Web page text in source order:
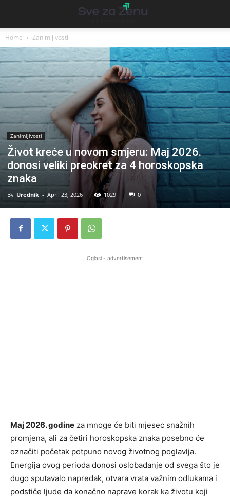
Home Zanimljivosti
Zanimljivosti
Život kreće u novom smjeru: Maj 2026.
donosi veliki preokret za 4 horoskopska
znaka
By Urednik - April 23, 2026 1029 0
Oglasi - advertisement
Maj 2026. godine za mnoge će biti mjesec snažnih
promjena, ali za četiri horoskopska znaka posebno će
označiti početak potpuno novog životnog poglavlja.
Energija ovog perioda donosi oslobađanje od svega što je
dugo sputavalo napredak, otvara vrata važnim odlukama i
podstiče ljude da konačno naprave korak ka životu koji